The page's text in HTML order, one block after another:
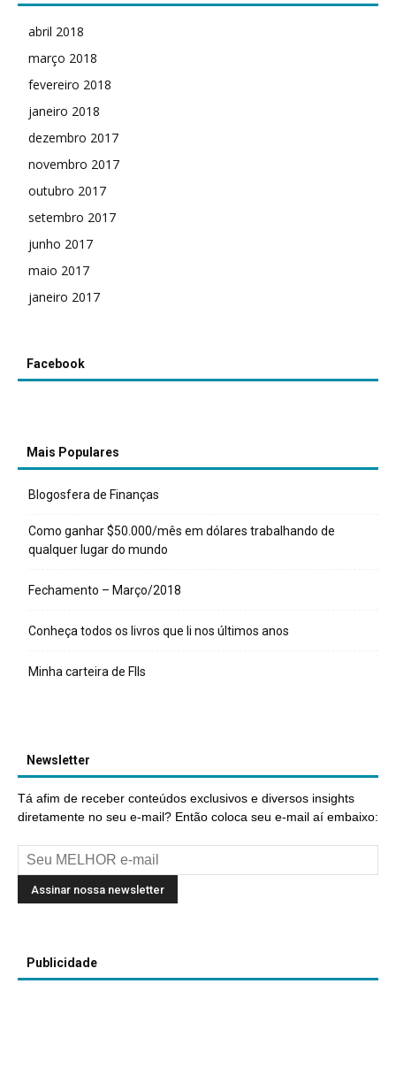
abril 2018
março 2018
fevereiro 2018
janeiro 2018
dezembro 2017
novembro 2017
outubro 2017
setembro 2017
junho 2017
maio 2017
janeiro 2017
Facebook
Mais Populares
Blogosfera de Finanças
Como ganhar $50.000/mês em dólares trabalhando de
qualquer lugar do mundo
Fechamento – Março/2018
Conheça todos os livros que li nos últimos anos
Minha carteira de FIIs
Newsletter
Tá afim de receber conteúdos exclusivos e diversos insights
diretamente no seu e-mail? Então coloca seu e-mail aí embaixo:
Publicidade